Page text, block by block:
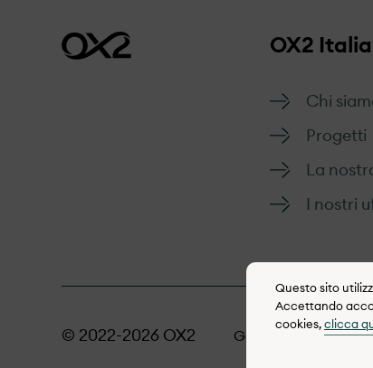
OX2 Italia
Chi
Progetti
La
I nostri
© 2022-2026 OX2 Gestione dei Cookie
Questo sito
Accettando
cookies, clicca